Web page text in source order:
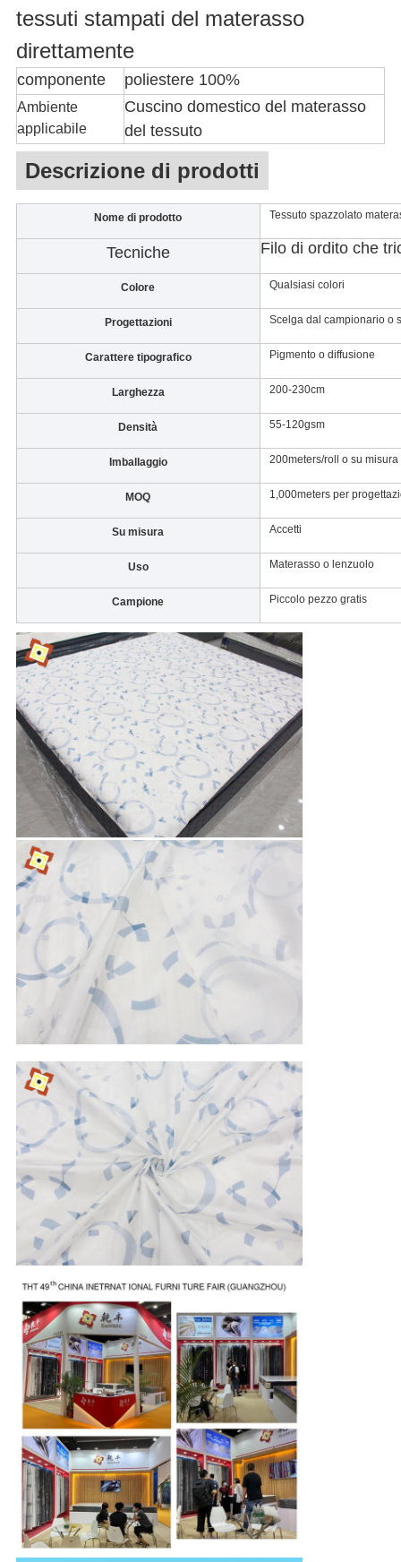
tessuti stampati del materasso
direttamente
componente poliestere 100%
Ambiente
applicabile
Cuscino domestico del materasso
del tessuto
Descrizione di prodotti
Nome di prodotto Tessuto spazzolato
Tecniche Filo di ordito che
Colore Qualsiasi colori
Progettazioni Scelga dal campionario o
Carattere tipografico Pigmento o diffusione
Larghezza 200-230cm
Densità 55-120gsm
Imballaggio 200meters/roll o su misura
MOQ 1,000meters per
Su misura Accetti
Uso Materasso o lenzuolo
Campione Piccolo pezzo gratis